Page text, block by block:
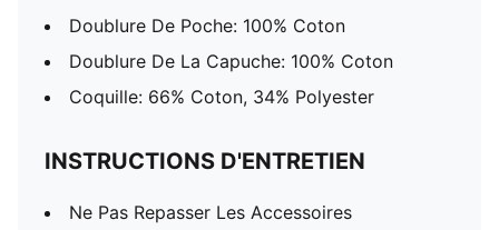
Doublure De Poche: 100% Coton
Doublure De La Capuche: 100% Coton
Coquille: 66% Coton, 34% Polyester
INSTRUCTIONS D'ENTRETIEN
Ne Pas Repasser Les Accessoires